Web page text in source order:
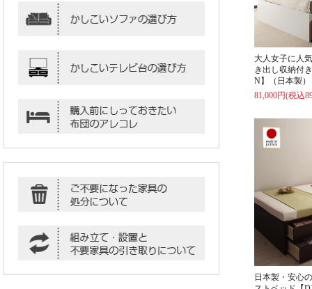
大人女子に人
き出し収納付
N】（日本製）
81,000円(税込
日本製・安心